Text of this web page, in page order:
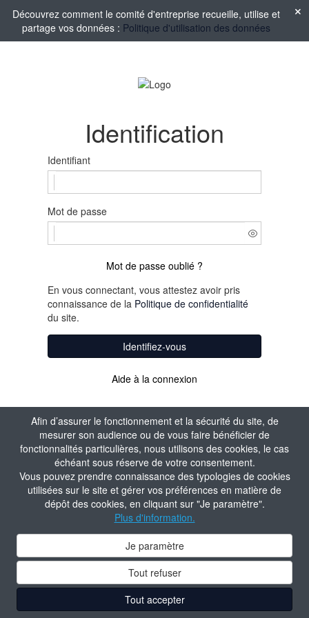
Afin d’assurer le fonctionnement et la sécurité du site, de
mesurer son audience ou de vous faire bénéficier de
fonctionnalités particulières, nous utilisons des cookies, le cas
échéant sous réserve de votre consentement.
Vous pouvez prendre connaissance des typologies de cookies
utilisées sur le site et gérer vos préférences en matière de
dépôt des cookies, en cliquant sur "Je paramètre".
Plus d'information.
Je paramètre
Tout refuser
Tout accepter
Découvrez comment le comité d'entreprise recueille, utilise et
partage vos données : Politique d'utilisation des données
Identification
Identifiant
Mot de passe
Mot de passe oublié ?
En vous connectant, vous attestez avoir pris
connaissance de la Politique de confidentialité
du site.
Identifiez-vous
Aide à la connexion